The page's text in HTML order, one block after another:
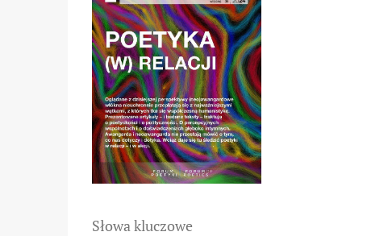
Słowa kluczowe